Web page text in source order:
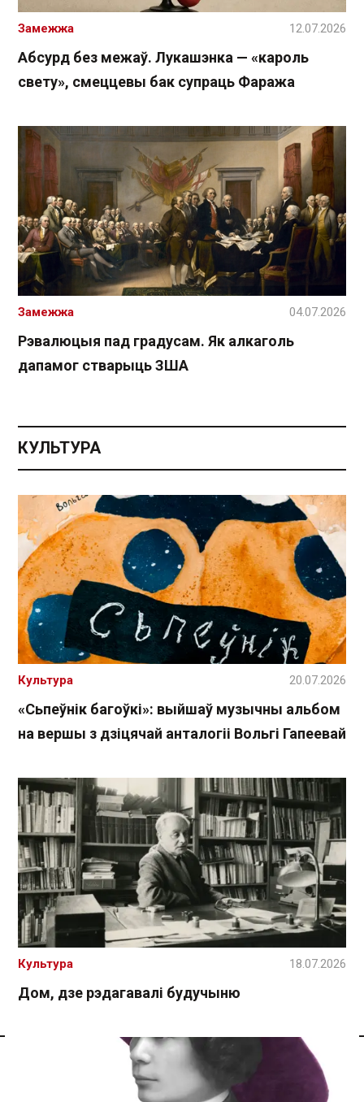
Спасылка без VPN
Абсурд без межаў. Лукашэнка — «кароль
свету», смеццевы бак супраць Фаража
Замежжа 12.07.2026
Рэвалюцыя пад градусам. Як алкаголь
дапамог стварыць ЗША
Замежжа 04.07.2026
КУЛЬТУРА
«Сьпеўнік багоўкі»: выйшаў музычны альбом
на вершы з дзіцячай анталогіі Вольгі Гапеевай
Культура 20.07.2026
Дом, дзе рэдагавалі будучыню
Культура 18.07.2026